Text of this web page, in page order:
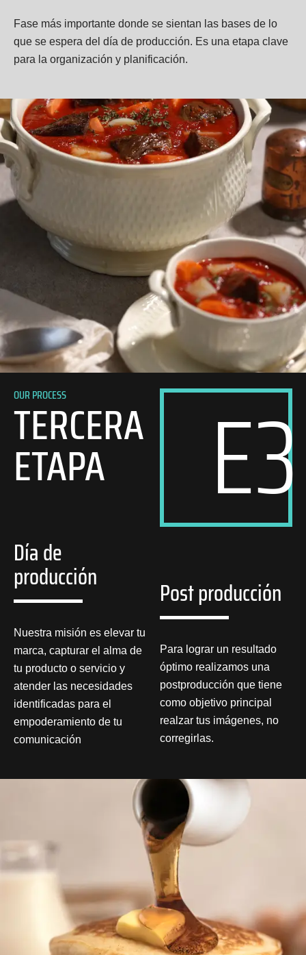
Fase más importante donde se sientan las bases de lo
que se espera del día de producción. Es una etapa clave
para la organización y planificación.
OUR PROCESS
TERCERA
ETAPA
Día de
producción
Nuestra misión es elevar tu
marca, capturar el alma de
tu producto o servicio y
atender las necesidades
identificadas para el
empoderamiento de tu
comunicación
E3
Post producción
Para lograr un resultado
óptimo realizamos una
postproducción que tiene
como objetivo principal
realzar tus imágenes, no
corregirlas.